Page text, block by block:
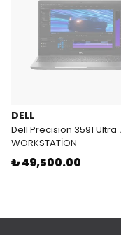
DELL
Dell Precision 3591 Ultra
WORKSTATİON
₺ 49,500.00